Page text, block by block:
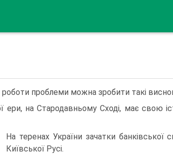
роботи проблеми можна зробити такі
ери, на Стародавньому Сході, має свою
На теренах України зачатки банківської
Київської Русі.